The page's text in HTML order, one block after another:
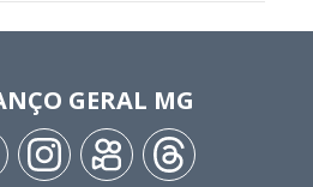
GERAL MG